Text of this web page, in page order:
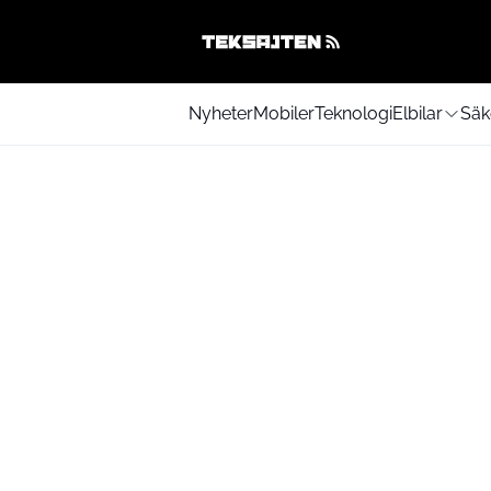
NyheterMobilerTeknologiElbilar